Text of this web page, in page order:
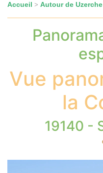
Accueil > Autour de Uzerche
Vue
la
19140 -